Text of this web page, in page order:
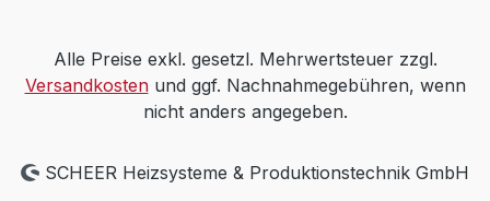
Alle Preise exkl. gesetzl. Mehrwertsteuer zzgl.
Versandkostenund ggf. Nachnahmegebühren, wenn
nicht anders angegeben.
SCHEER Heizsysteme & Produktionstechnik GmbH